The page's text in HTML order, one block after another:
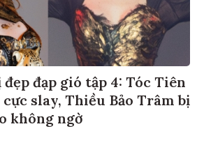
đạp gió tập 4: Tóc Tiên
slay, Thiều Bảo Trâm bị
không ngờ